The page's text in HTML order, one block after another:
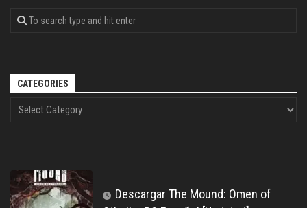
CATEGORIES
Descargar The Mound: Omen of